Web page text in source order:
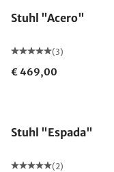
Stuhl "Acero"
(3)
€ 469,00
Stuhl "Espada"
(2)